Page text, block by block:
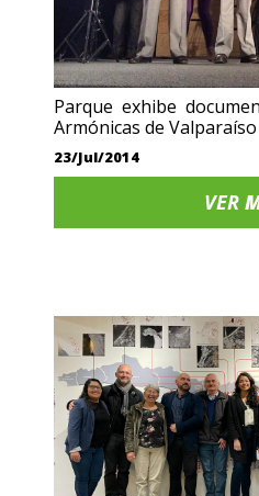
Parque exhibe
Armónicas de Valparaíso
23/Jul/2014
VER